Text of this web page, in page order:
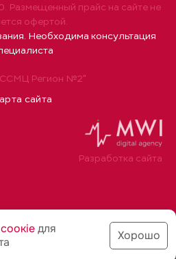
Регион №2"
сайта
Размещенный прайс на сайте не
офертой.
Необходима консультация
Разработка сайта
для
Хорошо